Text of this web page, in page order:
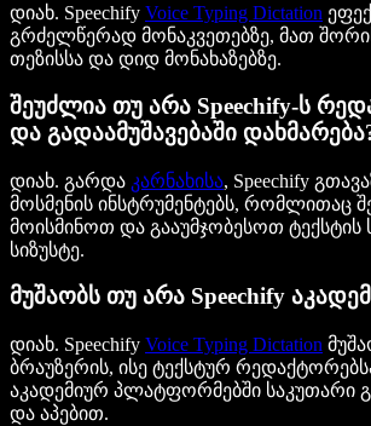
დიახ. Speechify Voice Typing Dictation
გრძელწერად მონაკვეთებზე, მათ
თეზისსა და დიდ მონახაზებზე.
შეუძლია თუ არა Speechify-ს
და გადაამუშავებაში
დიახ. გარდა კარნახისა, Speechify
მოსმენის ინსტრუმენტებს, რომლითაც
მოისმინოთ და გააუმჯობესოთ
სიზუსტე.
მუშაობს თუ არა Speechify
დიახ. Speechify Voice Typing Dictation
ბრაუზერის, ისე ტექსტურ
აკადემიურ პლატფორმებში საკუთარი
და აპებით.